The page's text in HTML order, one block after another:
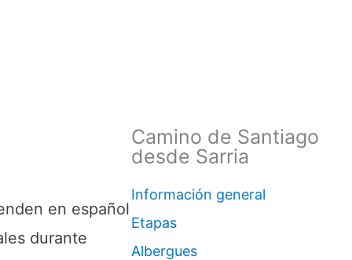
en español
durante
Camino de Santiago
desde Sarria
Información general
Etapas
Albergues